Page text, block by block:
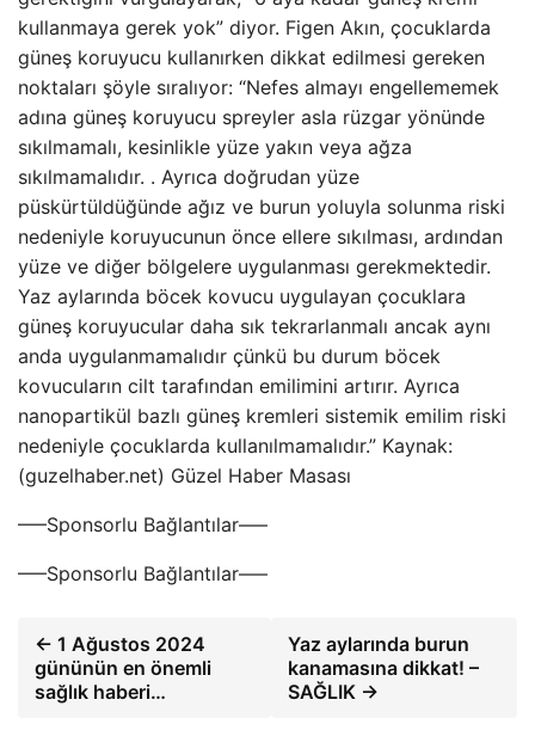
kullanmaya gerek yok” diyor. Figen Akın, çocuklarda
güneş koruyucu kullanırken dikkat edilmesi gereken
noktaları şöyle sıralıyor: “Nefes almayı engellememek
adına güneş koruyucu spreyler asla rüzgar yönünde
sıkılmamalı, kesinlikle yüze yakın veya ağza
sıkılmamalıdır. . Ayrıca doğrudan yüze
püskürtüldüğünde ağız ve burun yoluyla solunma riski
nedeniyle koruyucunun önce ellere sıkılması, ardından
yüze ve diğer bölgelere uygulanması gerekmektedir.
Yaz aylarında böcek kovucu uygulayan çocuklara
güneş koruyucular daha sık tekrarlanmalı ancak aynı
anda uygulanmamalıdır çünkü bu durum böcek
kovucuların cilt tarafından emilimini artırır. Ayrıca
nanopartikül bazlı güneş kremleri sistemik emilim riski
nedeniyle çocuklarda kullanılmamalıdır.” Kaynak:
(guzelhaber.net) Güzel Haber Masası
—–Sponsorlu Bağlantılar—–
—–Sponsorlu Bağlantılar—–
← 1 Ağustos 2024
gününün en önemli
sağlık haberi…
Yaz aylarında burun
kanamasına dikkat! –
SAĞLIK →